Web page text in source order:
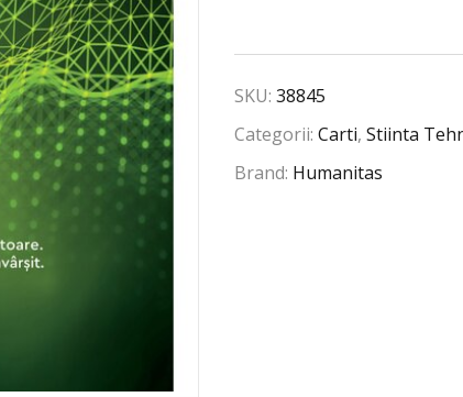
SKU:38845
Categorii:Carti,Stiinta
Brand: Humanitas